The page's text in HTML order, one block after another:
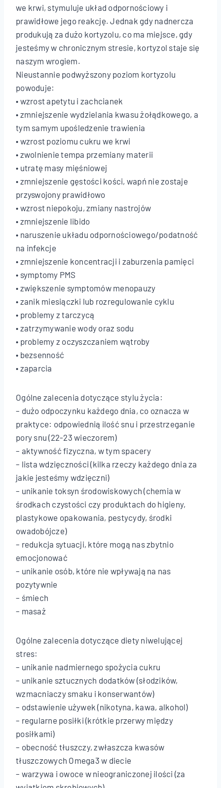
we krwi, stymuluje układ odpornościowy i
prawidłowe jego reakcję. Jednak gdy nadnercza
produkują za dużo kortyzolu, co ma miejsce, gdy
jesteśmy w chronicznym stresie, kortyzol staje się
naszym wrogiem.
Nieustannie podwyższony poziom kortyzolu
powoduje:
• wzrost apetytu i zachcianek
• zmniejszenie wydzielania kwasu żołądkowego, a
tym samym upośledzenie trawienia
• wzrost poziomu cukru we krwi
• zwolnienie tempa przemiany materii
• utratę masy mięśniowej
• zmniejszenie gęstości kości, wapń nie zostaje
przyswojony prawidłowo
• wzrost niepokoju, zmiany nastrojów
• zmniejszenie libido
• naruszenie układu odpornościowego/podatność
na infekcje
• zmniejszenie koncentracji i zaburzenia pamięci
• symptomy PMS
• zwiększenie symptomów menopauzy
• zanik miesiączki lub rozregulowanie cyklu
• problemy z tarczycą
• zatrzymywanie wody oraz sodu
• problemy z oczyszczaniem wątroby
• bezsenność
• zaparcia
Ogólne zalecenia dotyczące stylu życia:
– dużo odpoczynku każdego dnia, co oznacza w
praktyce: odpowiednią ilość snu i przestrzeganie
pory snu (22-23 wieczorem)
– aktywność fizyczna, w tym spacery
– lista wdzięczności (kilka rzeczy każdego dnia za
jakie jesteśmy wdzięczni)
– unikanie toksyn środowiskowych (chemia w
środkach czystości czy produktach do higieny,
plastykowe opakowania, pestycydy, środki
owadobójcze)
– redukcja sytuacji, które mogą nas zbytnio
emocjonować
– unikanie osób, które nie wpływają na nas
pozytywnie
– śmiech
– masaż
Ogólne zalecenia dotyczące diety niwelującej
stres:
– unikanie nadmiernego spożycia cukru
– unikanie sztucznych dodatków (słodzików,
wzmacniaczy smaku i konserwantów)
– odstawienie używek (nikotyna, kawa, alkohol)
– regularne posiłki (krótkie przerwy między
posiłkami)
– obecność tłuszczy, zwłaszcza kwasów
tłuszczowych Omega3 w diecie
– warzywa i owoce w nieograniczonej ilości (za